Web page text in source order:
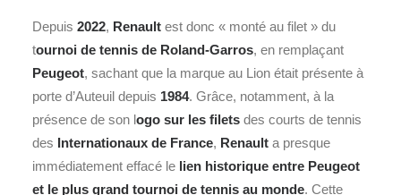
Depuis 2022, Renault est donc « monté au filet » du
tournoi de tennis de Roland-Garros, en remplaçant
Peugeot, sachant que la marque au Lion était présente à
porte d’Auteuil depuis 1984. Grâce, notamment, à la
présence de son logo sur les filets des courts de tennis
des Internationaux de France, Renault a presque
immédiatement effacé le lien historique entre Peugeot
et le plus grand tournoi de tennis au monde. Cette